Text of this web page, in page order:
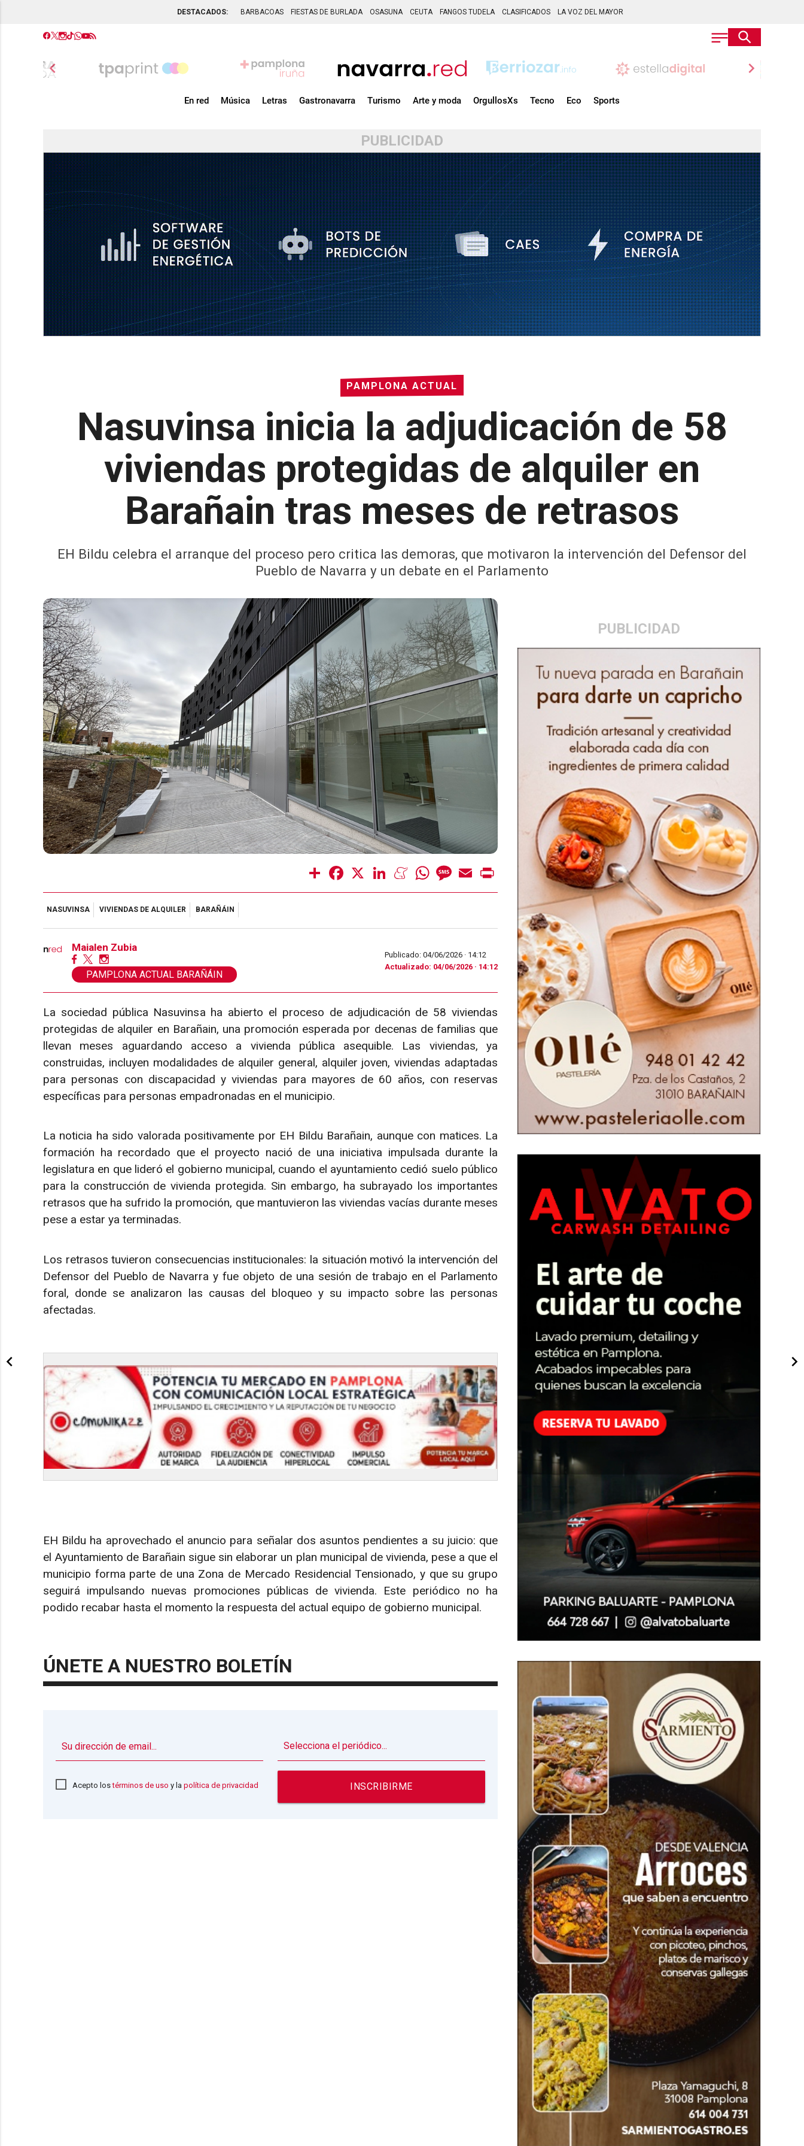
DESTACADOS: BARBACOAS FIESTAS DE BURLADA OSASUNA CEUTA FANGOS TUDELA CLASIFICADOS LA VOZ DEL MAYOR
chevron_left chevron_right
En red Música Letras Gastronavarra Turismo Arte y moda OrgullosXs Tecno Eco Sports
PUBLICIDAD
PAMPLONA ACTUAL
Nasuvinsa inicia la adjudicación de 58
viviendas protegidas de alquiler en
Barañain tras meses de retrasos
EH Bildu celebra el arranque del proceso pero critica las demoras, que motivaron la intervención del Defensor del
Pueblo de Navarra y un debate en el Parlamento
PUBLICIDAD
Share Facebook LinkedInMeneameWhatsAppMessage
Email
NASUVINSA VIVIENDAS DE ALQUILER BARAÑÁIN
Maialen Zubia
PAMPLONA ACTUAL BARAÑÁIN
Publicado: 04/06/2026 · 14:12
Actualizado: 04/06/2026 · 14:12
La sociedad pública Nasuvinsa ha abierto el proceso de adjudicación de 58 viviendas
protegidas de alquiler en Barañain, una promoción esperada por decenas de familias que
llevan meses aguardando acceso a vivienda pública asequible. Las viviendas, ya
construidas, incluyen modalidades de alquiler general, alquiler joven, viviendas adaptadas
para personas con discapacidad y viviendas para mayores de 60 años, con reservas
específicas para personas empadronadas en el municipio.
La noticia ha sido valorada positivamente por EH Bildu Barañain, aunque con matices. La
formación ha recordado que el proyecto nació de una iniciativa impulsada durante la
legislatura en que lideró el gobierno municipal, cuando el ayuntamiento cedió suelo público
para la construcción de vivienda protegida. Sin embargo, ha subrayado los importantes
retrasos que ha sufrido la promoción, que mantuvieron las viviendas vacías durante meses
pese a estar ya terminadas.
Los retrasos tuvieron consecuencias institucionales: la situación motivó la intervención del
Defensor del Pueblo de Navarra y fue objeto de una sesión de trabajo en el Parlamento
foral, donde se analizaron las causas del bloqueo y su impacto sobre las personas
afectadas.
EH Bildu ha aprovechado el anuncio para señalar dos asuntos pendientes a su juicio: que
el Ayuntamiento de Barañain sigue sin elaborar un plan municipal de vivienda, pese a que el
municipio forma parte de una Zona de Mercado Residencial Tensionado, y que su grupo
seguirá impulsando nuevas promociones públicas de vivienda. Este periódico no ha
podido recabar hasta el momento la respuesta del actual equipo de gobierno municipal.
ÚNETE A NUESTRO BOLETÍN
Acepto lostérminos de uso y la política de privacidad INSCRIBIRME